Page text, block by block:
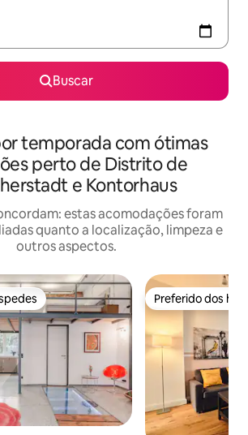
Buscar
temporada com ótimas
perto de Distrito de
e Kontorhaus
estas acomodações foram
quanto a localização, limpeza e
outros aspectos.
Preferido dos
Preferido dos